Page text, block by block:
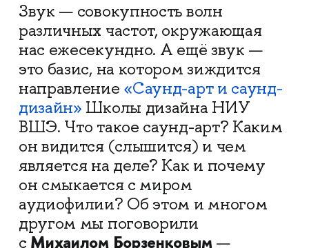
Звук — совокупность волн
различных частот, окружающая
нас ежесекундно. А ещё звук —
это базис, на котором зиждится
направление «Саунд-арт и саунд-
дизайн» Школы дизайна НИУ
ВШЭ. Что такое саунд-арт? Каким
он видится (слышится) и чем
является на деле? Как и почему
он смыкается с миром
аудиофилии? Об этом и многом
другом мы поговорили
с Михаилом Борзенковым—